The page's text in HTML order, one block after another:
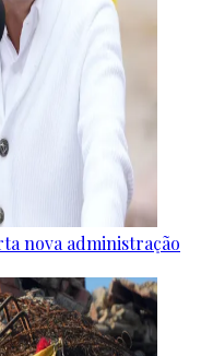
nova administração